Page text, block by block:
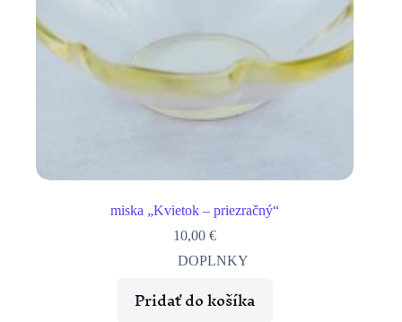
miska „Kvietok – priezračný“
10,00€
DOPLNKY
Pridať do košíka